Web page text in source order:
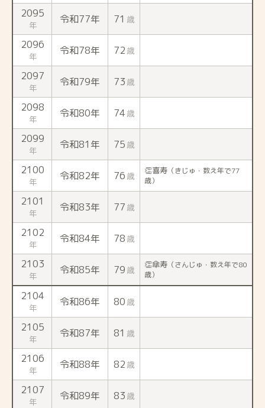
2095
年 令和77年 71 歳
2096
年 令和78年 72 歳
2097
年 令和79年 73 歳
2098
年 令和80年 74 歳
2099
年 令和81年 75 歳
2100
年 令和82年 76 歳 👏喜寿（きじゅ・数え年で77
歳）
2101
年 令和83年 77 歳
2102
年 令和84年 78 歳
2103
年 令和85年 79 歳 👏傘寿（さんじゅ・数え年で80
歳）
2104
年 令和86年 80 歳
2105
年 令和87年 81 歳
2106
年 令和88年 82 歳
2107
年 令和89年 83 歳